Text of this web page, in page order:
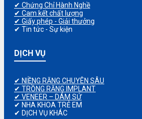
✔ Chứng Chỉ Hành Nghề
✔ Cam kết chất lượng
✔ Giấy phép - Giải thưởng
✔ Tin tức - Sự kiện
DỊCH VỤ
✔ NIỀNG RĂNG CHUYÊN SÂU
✔ TRỒNG RĂNG IMPLANT
✔ VENEER – DÁM SỨ
✔ NHA KHOA TRẺ EM
✔ DỊCH VỤ KHÁC